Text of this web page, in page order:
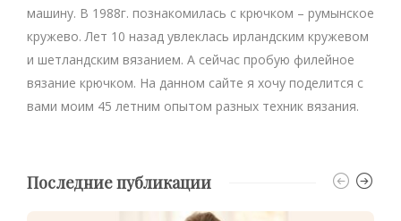
машину. В 1988г. познакомилась с крючком – румынское
кружево. Лет 10 назад увлеклась ирландским кружевом
и шетландским вязанием. А сейчас пробую филейное
вязание крючком. На данном сайте я хочу поделится с
вами моим 45 летним опытом разных техник вязания.
Последние публикации